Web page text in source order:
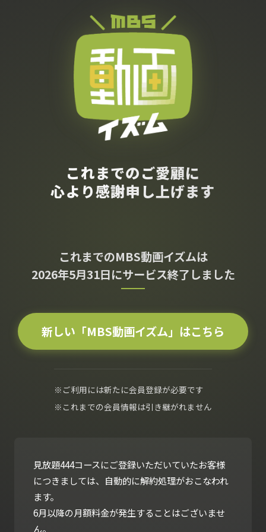
これまでのご愛顧に
心より感謝申し上げます
これまでのMBS動画イズムは
2026年5月31日にサービス終了しました
新しい「MBS動画イズム」はこちら
※ご利用には新たに会員登録が必要です
※これまでの会員情報は引き継がれません
見放題444コースにご登録いただいていたお客様
につきましては、自動的に解約処理がおこなわれ
ます。
6月以降の月額料金が発生することはございませ
ん。